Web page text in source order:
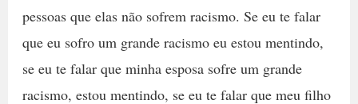
pessoas que elas não sofrem racismo. Se eu te falar
que eu sofro um grande racismo eu estou mentindo,
se eu te falar que minha esposa sofre um grande
racismo, estou mentindo, se eu te falar que meu filho